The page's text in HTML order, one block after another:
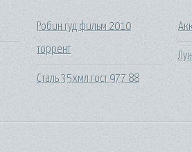
Робин гуд фильм 2010
торрент
Сталь 35хмл гост 977 88